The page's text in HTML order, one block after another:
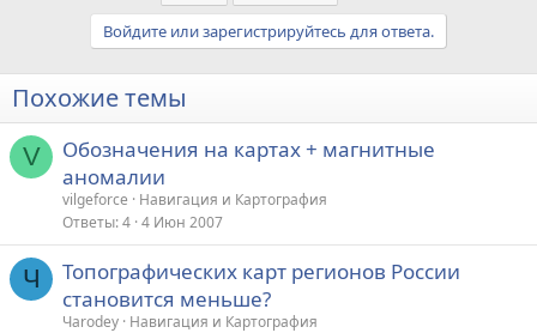
Войдите или зарегистрируйтесь для ответа.
Похожие темы
V
Обозначения на картах + магнитные
аномалии
vilgeforce
Навигация и Картография
Ответы 4 4 Июн 2007
Ч
Топографических карт регионов России
становится меньше?
Чarodey Навигация и Картография